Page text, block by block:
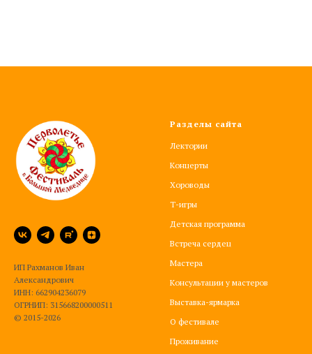
ИП Рахманов Иван
Александрович
ИНН: 662904236079
ОГРНИП: 315668200000511
© 2015-2026
Разделы сайта
Лектории
Концерты
Хороводы
Т-игры
Детская программа
Встреча сердец
Мастера
Консультации у мастеров
Выставка-ярмарка
О фестивале
Проживание